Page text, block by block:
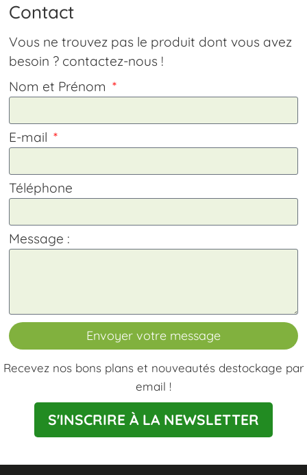
Contact
Vous ne trouvez pas le produit dont vous avez
besoin ? contactez-nous !
Nom et Prénom
E-mail
Téléphone
Message :
Envoyer votre message
Recevez nos bons plans et nouveautés destockage par
email !
S'INSCRIRE À LA NEWSLETTER